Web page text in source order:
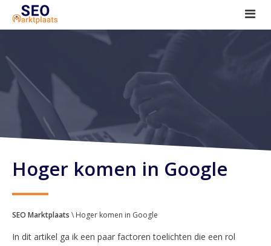
SEO tools reviews
Marketeer bij jou in de buurt?
Offerte
1. Seo voor beginners +
2. Onderzoeken +
Hoger komen in Google
SEO Marktplaats \ Hoger komen in Google
In dit artikel ga ik een paar factoren toelichten die een rol